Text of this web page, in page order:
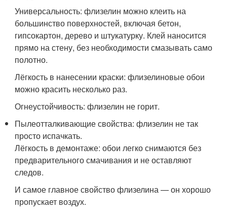
Универсальность: флизелин можно клеить на
большинство поверхностей, включая бетон,
гипсокартон, дерево и штукатурку. Клей наносится
прямо на стену, без необходимости смазывать само
полотно.
Лёгкость в нанесении краски: флизелиновые обои
можно красить несколько раз.
Огнеустойчивость: флизелин не горит.
Пылеотталкивающие свойства: флизелин не так
просто испачкать.
Лёгкость в демонтаже: обои легко снимаются без
предварительного смачивания и не оставляют
следов.
И самое главное свойство флизелина — он хорошо
пропускает воздух.